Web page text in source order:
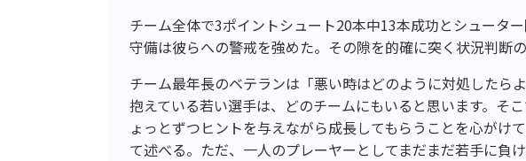
チーム全体で3ポイントシュート20本中13本成功とシュータ
守備は彼らへの警戒を強めた。その隙を的確に突く状況判断
チーム最年長のベテランは「悪い時はどのように対処したら
抱えている若い選手は、どのチームにもいると思います。そ
ょっとずつヒントを与えながら成長してもらうことを心がけ
て述べる。ただ、一人のプレーヤーとしてまだまだ若手に負け